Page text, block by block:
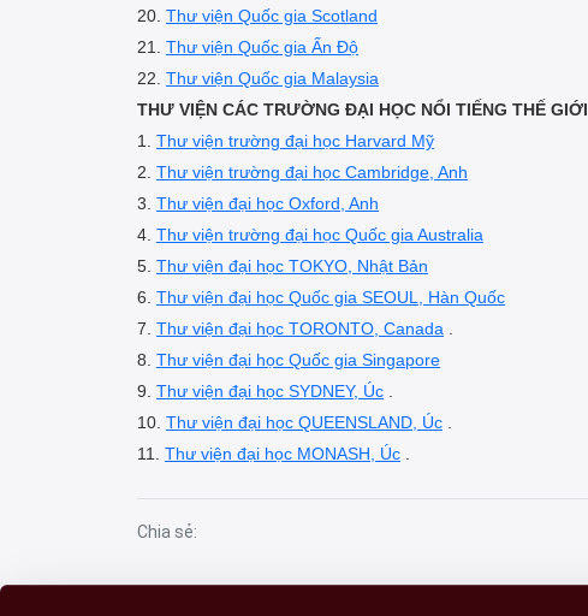
20. Thư viện Quốc gia Scotland
21. Thư viện Quốc gia Ấn Độ
22. Thư viện Quốc gia Malaysia
THƯ VIỆN CÁC TRƯỜNG ĐẠI HỌC NỔI TIẾNG THẾ GIỚI
1. Thư viện trường đại học Harvard Mỹ
2. Thư viện trường đại học Cambridge, Anh
3. Thư viện đại học Oxford, Anh
4. Thư viện trường đại học Quốc gia Australia
5. Thư viện đại học TOKYO, Nhật Bản
6. Thư viện đại học Quốc gia SEOUL, Hàn Quốc
7. Thư viện đại học TORONTO, Canada
8. Thư viện đại học Quốc gia Singapore
9. Thư viện đại học SYDNEY, Úc
10. Thư viện đại học QUEENSLAND, Úc
11. Thư viện đại học MONASH, Úc
Chia sẻ: